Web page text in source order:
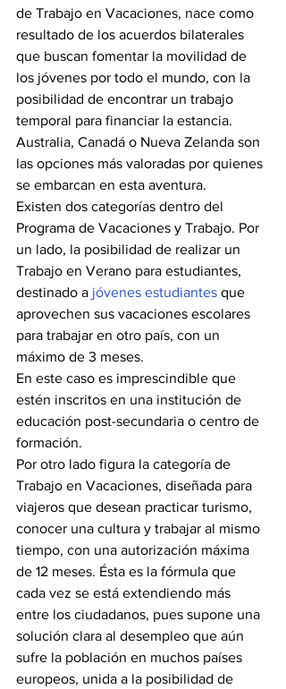
de Trabajo en Vacaciones, nace como
resultado de los acuerdos bilaterales
que buscan fomentar la movilidad de
los jóvenes por todo el mundo, con la
posibilidad de encontrar un trabajo
temporal para financiar la estancia.
Australia, Canadá o Nueva Zelanda son
las opciones más valoradas por quienes
se embarcan en esta aventura.
Existen dos categorías dentro del
Programa de Vacaciones y Trabajo. Por
un lado, la posibilidad de realizar un
Trabajo en Verano para estudiantes,
destinado a jóvenes estudiantes que
aprovechen sus vacaciones escolares
para trabajar en otro país, con un
máximo de 3 meses.
En este caso es imprescindible que
estén inscritos en una institución de
educación post-secundaria o centro de
formación.
Por otro lado figura la categoría de
Trabajo en Vacaciones, diseñada para
viajeros que desean practicar turismo,
conocer una cultura y trabajar al mismo
tiempo, con una autorización máxima
de 12 meses. Ésta es la fórmula que
cada vez se está extendiendo más
entre los ciudadanos, pues supone una
solución clara al desempleo que aún
sufre la población en muchos países
europeos, unida a la posibilidad de